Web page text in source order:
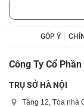
GÓP Ý
Công Ty Cổ
TRỤ SỞ HÀ NỘI
Tầng 12, Tòa nhà